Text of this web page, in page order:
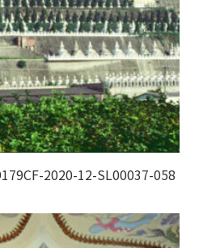
2020-12-SL00037-058